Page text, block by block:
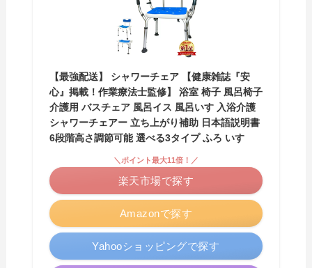
【最強配送】 シャワーチェア 【健康雑誌『安
心』掲載！作業療法士監修】 浴室 椅子 風呂椅子
介護用 バスチェア 風呂イス 風呂いす 入浴介護
シャワーチェアー 立ち上がり補助 日本語説明書
6段階高さ調節可能 選べる3タイプ ふろ いす
Amazonで探す
＼ポイント最大11倍！／
楽天市場で探す
Yahooショッピングで探す